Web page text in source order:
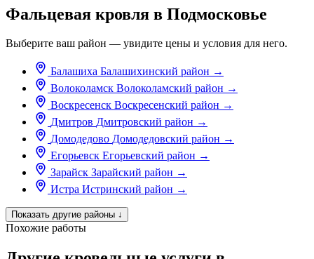
Фальцевая кровля в Подмосковье
Выберите ваш район — увидите цены и условия для него.
Балашиха Балашихинский район →
Волоколамск Волоколамский район →
Воскресенск Воскресенский район →
Дмитров Дмитровский район →
Домодедово Домодедовский район →
Егорьевск Егорьевский район →
Зарайск Зарайский район →
Истра Истринский район →
Показать другие районы ↓
Похожие работы